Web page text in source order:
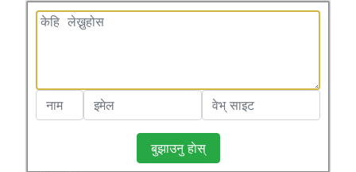
बुझाउनु हाेस्